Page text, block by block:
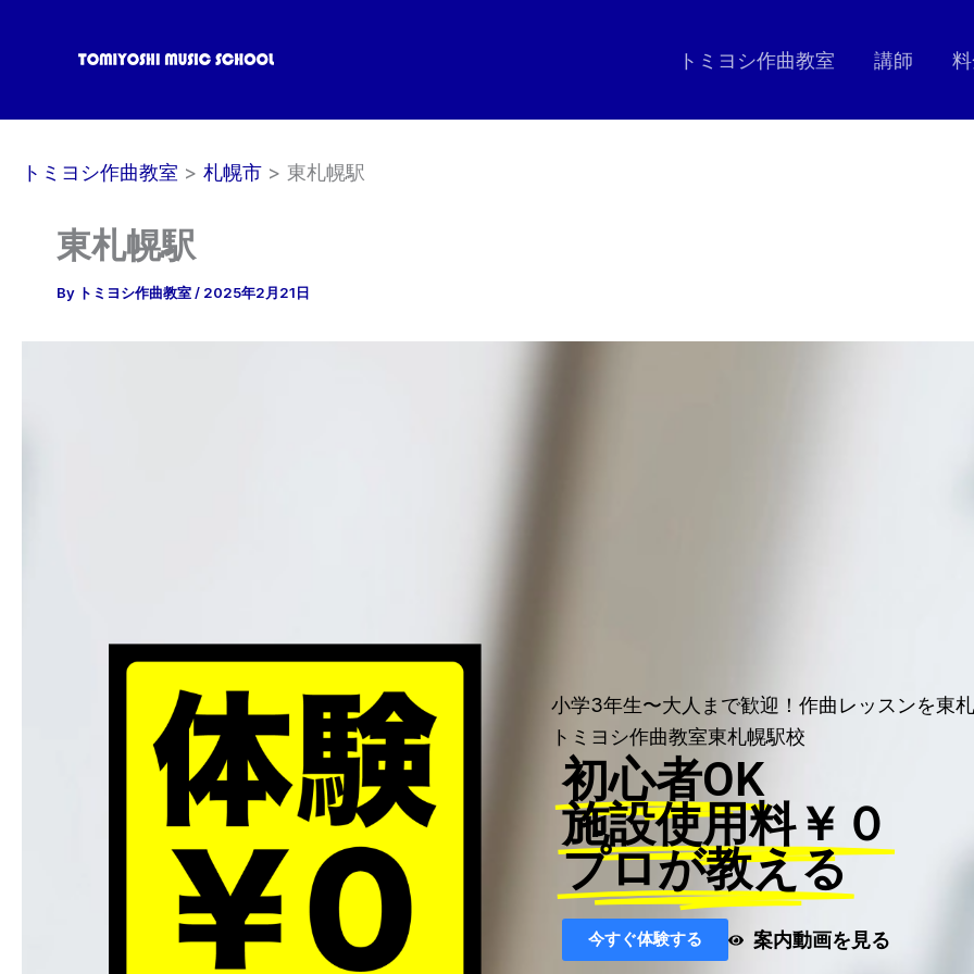
トミヨシ作曲教室 講師
トミヨシ作曲教室 札幌市 東札幌駅
東札幌駅
By トミヨシ作曲教室/ 2025年2月21日
小学3年生〜大人まで歓迎！作曲レッスンを東
トミヨシ作曲教室東札幌駅校
初心者OK
施設使用料￥０
プロが教える
今すぐ体験する 案内動画を見る